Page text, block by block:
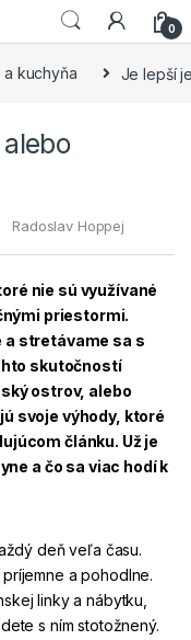
0
kuchyňa Je lepší
Radoslav Hoppej
nie sú využívané
priestormi.
a stretávame sa s
skutočností
ostrov, alebo
svoje výhody, ktoré
článku. Už je
a čo sa viac hodí k
deň veľa času.
a pohodlne.
linky a nábytku,
s ním stotožnený.